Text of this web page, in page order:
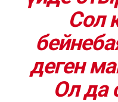
Сол
деген
Ол да